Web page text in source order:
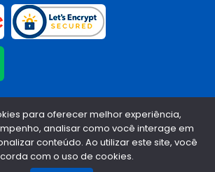
- CNPJ: 90.196.999/0001-89
Todos os
2026
Desenvolvido Por:
para oferecer melhor experiência,
analisar como você interage em
conteúdo. Ao utilizar este site, você
com o uso de cookies.